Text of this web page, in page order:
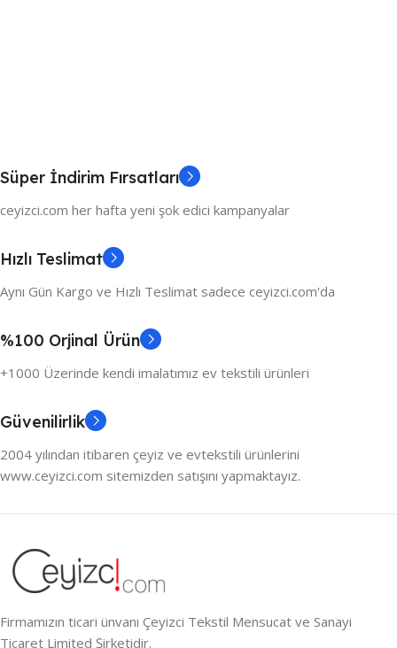
Süper İndirim Fırsatları
ceyizci.com her hafta yeni şok edici kampanyalar
Hızlı Teslimat
Aynı Gün Kargo ve Hızlı Teslimat sadece ceyizci.com'da
%100 Orjinal Ürün
+1000 Üzerinde kendi imalatımız ev tekstili ürünleri
Güvenilirlik
2004 yılından itibaren çeyiz ve evtekstili ürünlerini
www.ceyizci.com sitemizden satışını yapmaktayız.
Firmamızın ticari ünvanı Çeyizci Tekstil Mensucat ve Sanayi
Ticaret Limited Şirketidir.